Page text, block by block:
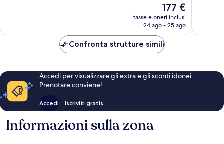
Il
prezzo
attuale
177 €
177 €
tasse e oneri inclusi
24 ago - 25 ago
Confronta strutture simili
Accedi per visualizzare gli extra e gli sconti idonei.
Prenotare conviene!
Accedi Iscriviti gratis
Informazioni sulla zona